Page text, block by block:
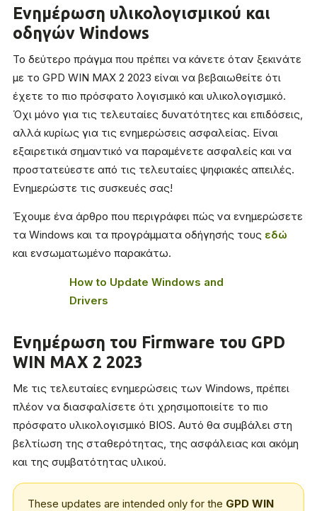
Ενημέρωση υλικολογισμικού και
οδηγών Windows
Το δεύτερο πράγμα που πρέπει να κάνετε όταν ξεκινάτε
με το GPD WIN MAX 2 2023 είναι να βεβαιωθείτε ότι
έχετε το πιο πρόσφατο λογισμικό και υλικολογισμικό.
Όχι μόνο για τις τελευταίες δυνατότητες και επιδόσεις,
αλλά κυρίως για τις ενημερώσεις ασφαλείας. Είναι
εξαιρετικά σημαντικό να παραμένετε ασφαλείς και να
προστατεύεστε από τις τελευταίες ψηφιακές απειλές.
Ενημερώστε τις συσκευές σας!
Έχουμε ένα άρθρο που περιγράφει πώς να ενημερώσετε
τα Windows και τα προγράμματα οδήγησής τους εδώ
και ενσωματωμένο παρακάτω.
How to Update Windows and
Drivers
Ενημέρωση του Firmware του GPD
WIN MAX 2 2023
Με τις τελευταίες ενημερώσεις των Windows, πρέπει
πλέον να διασφαλίσετε ότι χρησιμοποιείτε το πιο
πρόσφατο υλικολογισμικό BIOS. Αυτό θα συμβάλει στη
βελτίωση της σταθερότητας, της ασφάλειας και ακόμη
και της συμβατότητας υλικού.
These updates are intended only for the GPD WIN